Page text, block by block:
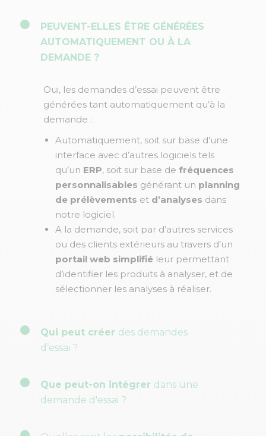
PEUVENT-ELLES ÊTRE GÉNÉRÉES
AUTOMATIQUEMENT OU À LA
DEMANDE ?
Oui, les demandes d’essai peuvent être
générées tant automatiquement qu’à la
demande :
Automatiquement, soit sur base d’une
interface avec d’autres logiciels tels
qu’un ERP, soit sur base de fréquences
personnalisables générant un planning
de prélèvements et d’analyses dans
notre logiciel.
A la demande, soit par d’autres services
ou des clients extérieurs au travers d’un
portail web simplifié leur permettant
d’identifier les produits à analyser, et de
sélectionner les analyses à réaliser.
Qui peut créer des demandes
d’essai ?
Que peut-on intégrer dans une
demande d'essai ?